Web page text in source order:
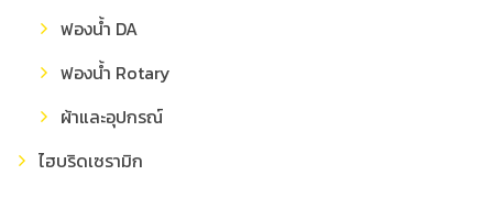
ฟองน้ำ DA
ฟองน้ำ Rotary
ผ้าและอุปกรณ์
ไฮบริดเซรามิก